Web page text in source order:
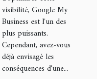
visibilité, Google My
Business est l'un des
plus puissants.
Cependant, avez-vous
déjà envisagé les
conséquences d'une...